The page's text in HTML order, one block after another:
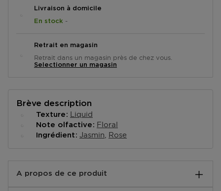
Livraison à domicile
En stock -
Retrait en magasin
Retrait dans un magasin près de chez vous.
Selectionner un magasin
Brève description
Texture Liquid
Note olfactive Floral
Ingrédient Jasmin Rose
A propos de ce produit